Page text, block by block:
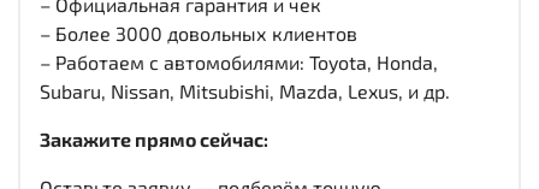
– Более 3000 довольных клиентов
– Работаем с автомобилями: Toyota, Honda,
Subaru, Nissan, Mitsubishi, Mazda, Lexus, и др.
Закажите прямо сейчас: